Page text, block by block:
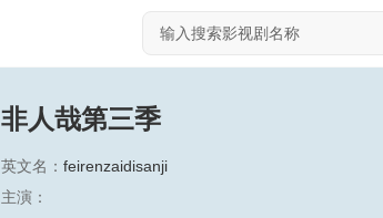
非人哉第三季
英文名： feirenzaidisanji
主演：